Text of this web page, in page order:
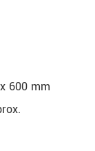
600 mm